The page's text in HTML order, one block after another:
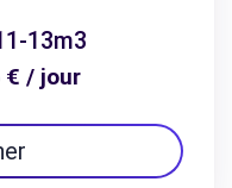
13m3
€ / jour